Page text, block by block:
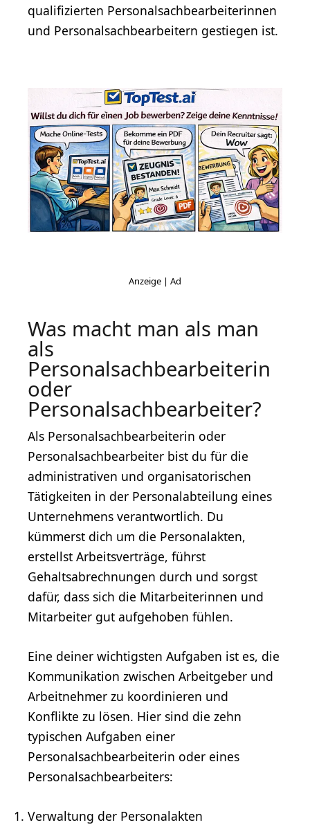
qualifizierten Personalsachbearbeiterinnen
und Personalsachbearbeitern gestiegen ist.
Was macht man als man
als
Personalsachbearbeiterin
oder
Personalsachbearbeiter?
Als Personalsachbearbeiterin oder
Personalsachbearbeiter bist du für die
administrativen und organisatorischen
Tätigkeiten in der Personalabteilung eines
Unternehmens verantwortlich. Du
kümmerst dich um die Personalakten,
erstellst Arbeitsverträge, führst
Gehaltsabrechnungen durch und sorgst
dafür, dass sich die Mitarbeiterinnen und
Mitarbeiter gut aufgehoben fühlen.
Eine deiner wichtigsten Aufgaben ist es, die
Kommunikation zwischen Arbeitgeber und
Arbeitnehmer zu koordinieren und
Konflikte zu lösen. Hier sind die zehn
typischen Aufgaben einer
Personalsachbearbeiterin oder eines
Personalsachbearbeiters:
Verwaltung der Personalakten